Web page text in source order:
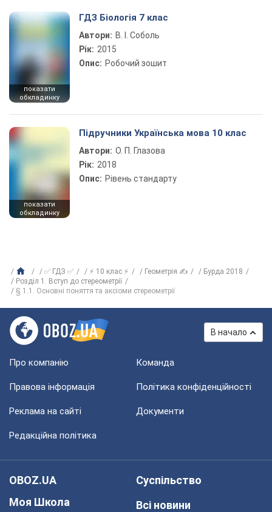
показати
обкладинку
ГДЗ Біологія 7 клас
Автори: В. І. Соболь
Рік: 2015
Опис: Робочий зошит
показати
обкладинку
Підручники Українська мова 10 клас
Автори: О. П. Глазова
Рік: 2018
Опис: Рівень стандарту
✅ ГДЗ ✅ ⚡ 10 клас ⚡ Геометрія ✍
Бурда 2018
Розділ 1. Вступ до стереометрії
§ 1.1. Основні поняття та аксіоми стереометрії
В начало
Про компанію Команда
Правова інформація Політика конфіденційності
Реклама на сайті Документи
Редакційна політика
OBOZ.UA
Моя Школа
Суспільство
Всі новини